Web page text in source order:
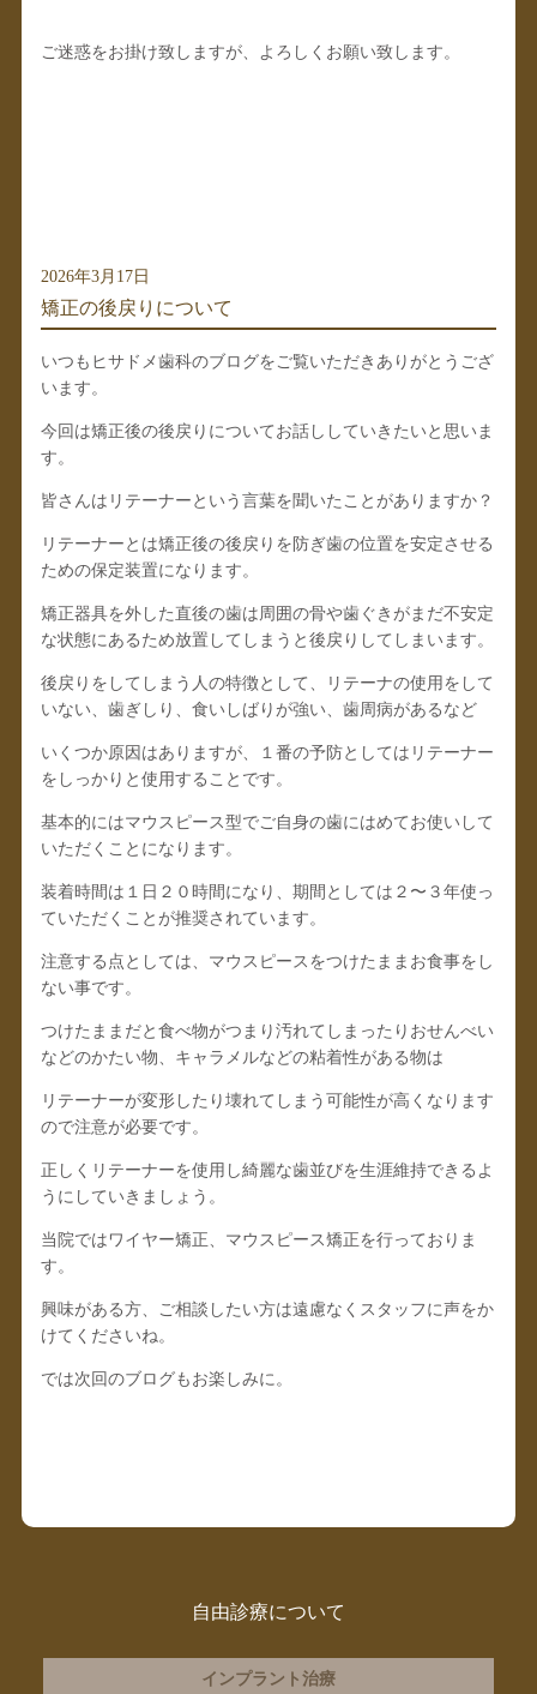
ご迷惑をお掛け致しますが、よろしくお願い致します。
2026年3月17日
矯正の後戻りについて
いつもヒサドメ歯科のブログをご覧いただきありがとうござ
います。
今回は矯正後の後戻りについてお話ししていきたいと思いま
す。
皆さんはリテーナーという言葉を聞いたことがありますか？
リテーナーとは矯正後の後戻りを防ぎ歯の位置を安定させる
ための保定装置になります。
矯正器具を外した直後の歯は周囲の骨や歯ぐきがまだ不安定
な状態にあるため放置してしまうと後戻りしてしまいます。
後戻りをしてしまう人の特徴として、リテーナの使用をして
いない、歯ぎしり、食いしばりが強い、歯周病があるなど
いくつか原因はありますが、１番の予防としてはリテーナー
をしっかりと使用することです。
基本的にはマウスピース型でご自身の歯にはめてお使いして
いただくことになります。
装着時間は１日２０時間になり、期間としては２〜３年使っ
ていただくことが推奨されています。
注意する点としては、マウスピースをつけたままお食事をし
ない事です。
つけたままだと食べ物がつまり汚れてしまったりおせんべい
などのかたい物、キャラメルなどの粘着性がある物は
リテーナーが変形したり壊れてしまう可能性が高くなります
ので注意が必要です。
正しくリテーナーを使用し綺麗な歯並びを生涯維持できるよ
うにしていきましょう。
当院ではワイヤー矯正、マウスピース矯正を行っておりま
す。
興味がある方、ご相談したい方は遠慮なくスタッフに声をか
けてくださいね。
では次回のブログもお楽しみに。
自由診療について
インプラント治療